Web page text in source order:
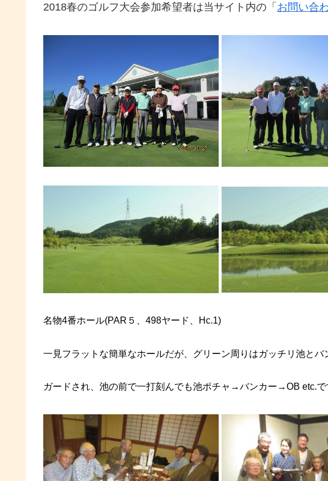
2018春のゴルフ大会参加希望者は当サイト内の「 お問い合
名物4番ホール(PAR５、498ヤード、Hc.1)
一見フラットな簡単なホールだが、グリーン周りはガッチリ池とバ
ガードされ、池の前で一打刻んでも池ポチャ→バンカー→OB etc.で